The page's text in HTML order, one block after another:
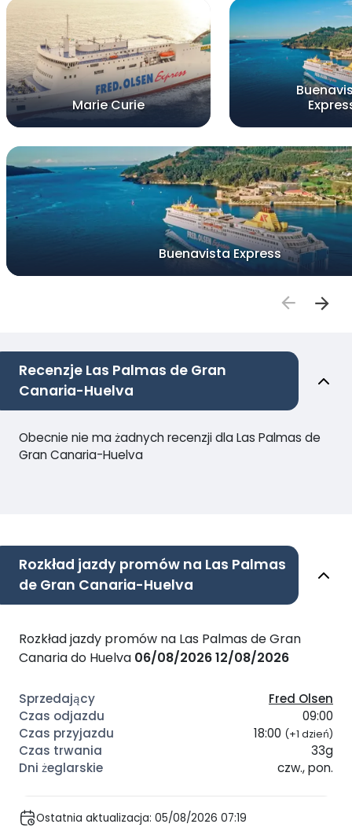
Marie Curie
Buenavista Express
Recenzje Las Palmas de Gran
Canaria-Huelva
Obecnie nie ma żadnych recenzji dla Las Palmas de
Gran Canaria-Huelva
Rozkład jazdy promów na Las Palmas
de Gran Canaria-Huelva
Rozkład jazdy promów na Las Palmas de Gran
Canaria do Huelva 06/08/202612/08/2026
Fred Olsen
09:00
18:00 (+1 dzień)
33g
czw., pon.
Ostatnia aktualizacja: 05/08/2026 07:19